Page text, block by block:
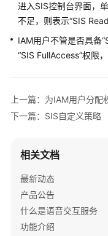
产
品
介
绍
入
门
用
户
指
南
功
能
进入SIS控制台界面，
不足，则表示“SIS
IAM用户不管是否具备
“SIS FullAccess”权限
上一篇：为IAM用户分配
下一篇：SIS自定义策略
相关文档
最新动态
产品公告
什么是语音交互服务
功能介绍